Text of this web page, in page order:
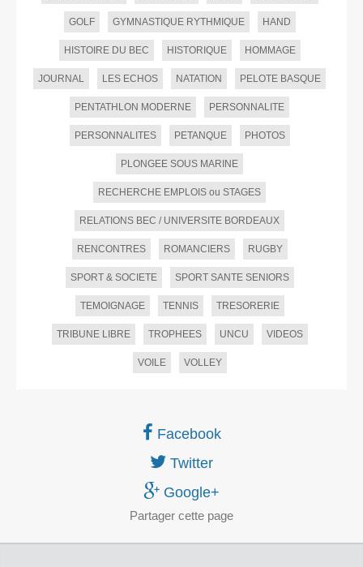
GOLF GYMNASTIQUE RYTHMIQUE HAND
HISTOIRE DU BEC HISTORIQUE HOMMAGE
JOURNAL LES ECHOS NATATION PELOTE BASQUE
PENTATHLON MODERNE PERSONNALITE
PERSONNALITES PETANQUE PHOTOS
PLONGEE SOUS MARINE
RECHERCHE EMPLOIS ou STAGES
RELATIONS BEC / UNIVERSITE BORDEAUX
RENCONTRES ROMANCIERS RUGBY
SPORT & SOCIETE SPORT SANTE SENIORS
TEMOIGNAGE TENNIS TRESORERIE
TRIBUNE LIBRE TROPHEES UNCU VIDEOS
VOILE VOLLEY
Facebook
Twitter
Google+
Partager cette page